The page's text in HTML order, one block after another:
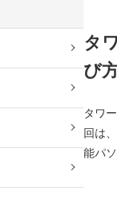
タ
び
タワ
回は
能パ